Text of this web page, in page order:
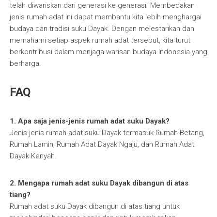
telah diwariskan dari generasi ke generasi. Membedakan
jenis rumah adat ini dapat membantu kita lebih menghargai
budaya dan tradisi suku Dayak. Dengan melestarikan dan
memahami setiap aspek rumah adat tersebut, kita turut
berkontribusi dalam menjaga warisan budaya Indonesia yang
berharga.
FAQ
1. Apa saja jenis-jenis rumah adat suku Dayak?
Jenis-jenis rumah adat suku Dayak termasuk Rumah Betang,
Rumah Lamin, Rumah Adat Dayak Ngaju, dan Rumah Adat
Dayak Kenyah.
2. Mengapa rumah adat suku Dayak dibangun di atas
tiang?
Rumah adat suku Dayak dibangun di atas tiang untuk